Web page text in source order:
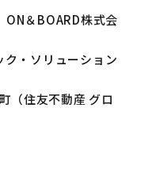
＆BOARD株式会
・ソリューション
（住友不動産 グロ